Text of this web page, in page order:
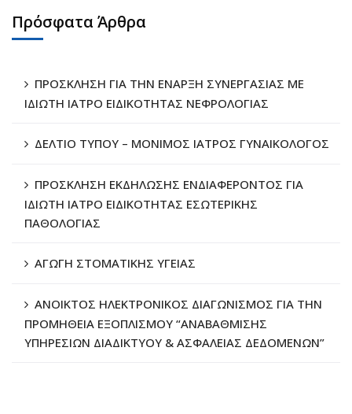
Πρόσφατα Άρθρα
ΠΡΟΣΚΛΗΣΗ ΓΙΑ ΤΗΝ ΕΝΑΡΞΗ ΣΥΝΕΡΓΑΣΙΑΣ ΜΕ
ΙΔΙΩΤΗ ΙΑΤΡΟ ΕΙΔΙΚΟΤΗΤΑΣ ΝΕΦΡΟΛΟΓΙΑΣ
ΔΕΛΤΙΟ ΤΥΠΟΥ – ΜΟΝΙΜΟΣ ΙΑΤΡΟΣ ΓΥΝΑΙΚΟΛΟΓΟΣ
ΠΡΟΣΚΛΗΣΗ ΕΚΔΗΛΩΣΗΣ ΕΝΔΙΑΦΕΡΟΝΤΟΣ ΓΙΑ
ΙΔΙΩΤΗ ΙΑΤΡΟ ΕΙΔΙΚΟΤΗΤΑΣ ΕΣΩΤΕΡΙΚΗΣ
ΠΑΘΟΛΟΓΙΑΣ
ΑΓΩΓΗ ΣΤΟΜΑΤΙΚΗΣ ΥΓΕΙΑΣ
ΑΝΟΙΚΤΟΣ ΗΛΕΚΤΡΟΝΙΚΟΣ ΔΙΑΓΩΝΙΣΜΟΣ ΓΙΑ ΤΗΝ
ΠΡΟΜΗΘΕΙΑ ΕΞΟΠΛΙΣΜΟΥ “ΑΝΑΒΑΘΜΙΣΗΣ
ΥΠΗΡΕΣΙΩΝ ΔΙΑΔΙΚΤΥΟΥ & ΑΣΦΑΛΕΙΑΣ ΔΕΔΟΜΕΝΩΝ”